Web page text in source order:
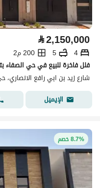
⃁2,150,000
4
5
200 م2
فلل فاخرة للبيع في حي الصفاء
شارع زيد بن ابي رافع
الإيميل
8.7% خصم